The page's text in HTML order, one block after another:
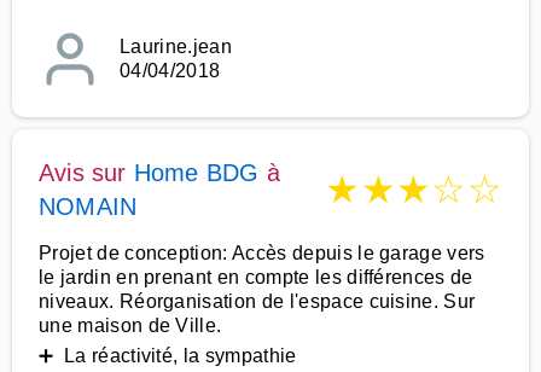
Laurine.jean
04/04/2018
Avis sur Home BDG à
NOMAIN
★★★☆☆
Projet de conception: Accès depuis le garage vers
le jardin en prenant en compte les différences de
niveaux. Réorganisation de l'espace cuisine. Sur
une maison de Ville.
➕ La réactivité, la sympathie